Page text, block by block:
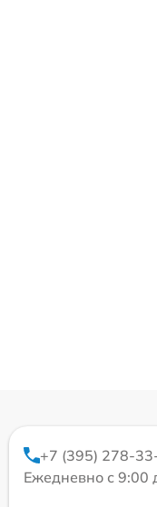
+7 (395) 278-
Ежедневно с 9:00